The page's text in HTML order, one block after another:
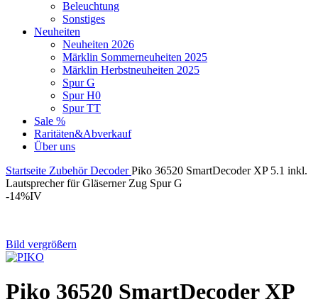
Beleuchtung
Sonstiges
Neuheiten
Neuheiten 2026
Märklin Sommerneuheiten 2025
Märklin Herbstneuheiten 2025
Spur G
Spur H0
Spur TT
Sale %
Raritäten&Abverkauf
Über uns
Startseite ZubehörDecoderPiko 36520 SmartDecoder XP 5.1 inkl.
Lautsprecher für Gläserner Zug Spur G
-14%IV
Bild vergrößern
Piko 36520 SmartDecoder XP